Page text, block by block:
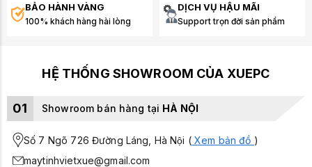
BẢO HÀNH VÀNG
100% khách hàng hài lòng
DỊCH VỤ HẬU MÃI
Support trọn đời sản phẩm
HỆ THỐNG SHOWROOM CỦA XUEPC
01 Showroom bán hàng tại HÀ NỘI
Số 7 Ngõ 726 Đường Láng, Hà Nội (Xem bản đồ )
maytinhvietxue@gmail.com